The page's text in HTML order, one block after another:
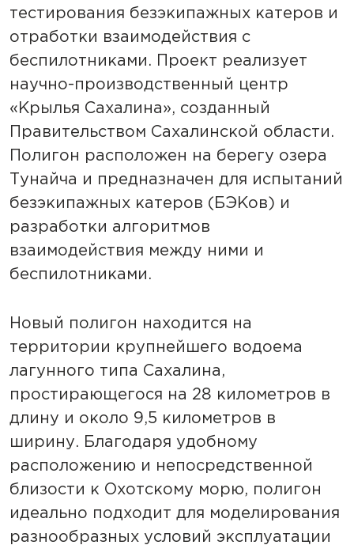
тестирования безэкипажных катеров и
отработки взаимодействия с
беспилотниками. Проект реализует
научно-производственный центр
«Крылья Сахалина», созданный
Правительством Сахалинской области.
Полигон расположен на берегу озера
Тунайча и предназначен для испытаний
безэкипажных катеров (БЭКов) и
разработки алгоритмов
взаимодействия между ними и
беспилотниками.
Новый полигон находится на
территории крупнейшего водоема
лагунного типа Сахалина,
простирающегося на 28 километров в
длину и около 9,5 километров в
ширину. Благодаря удобному
расположению и непосредственной
близости к Охотскому морю, полигон
идеально подходит для моделирования
разнообразных условий эксплуатации